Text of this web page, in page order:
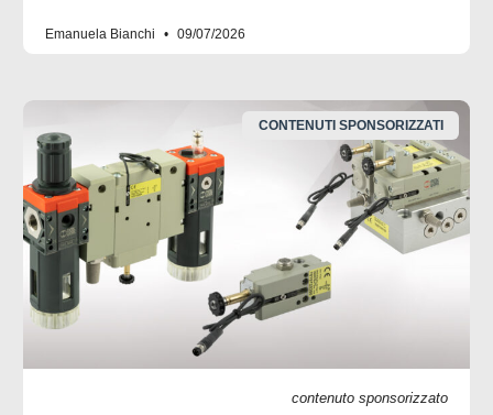
Emanuela Bianchi 09/07/2026
CONTENUTI SPONSORIZZATI
contenuto sponsorizzato